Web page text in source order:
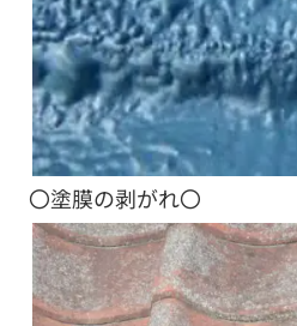
〇塗膜の剥がれ〇